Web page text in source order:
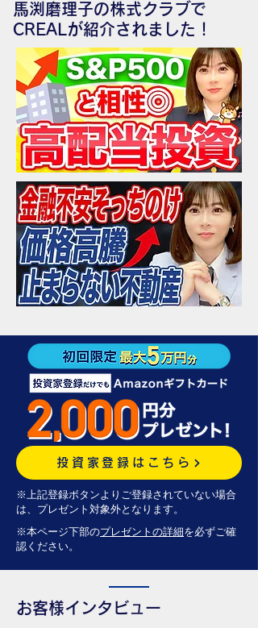
馬渕磨理子の株式クラブで
CREALが紹介されました！
投資家登録はこちら
※上記登録ボタンよりご登録されていない場合
は、プレゼント対象外となります。
※本ページ下部のプレゼントの詳細を必ずご確
認ください。
お客様インタビュー